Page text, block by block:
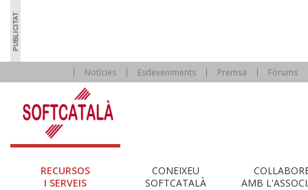
Notícies Esdeveniments Premsa Fòrums
RECURSOS
I SERVEIS
CONEIXEU
SOFTCATALÀ
AMB